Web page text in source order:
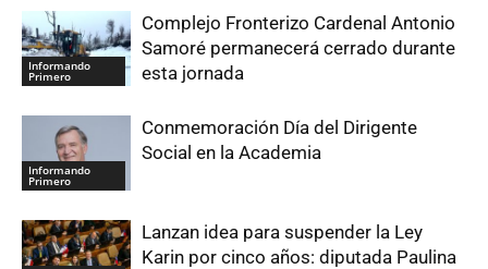
Informando
Primero
Complejo Fronterizo Cardenal Antonio
Samoré permanecerá cerrado durante
esta jornada
Informando
Primero
Conmemoración Día del Dirigente
Social en la Academia
Lanzan idea para suspender la Ley
Karin por cinco años: diputada Paulina